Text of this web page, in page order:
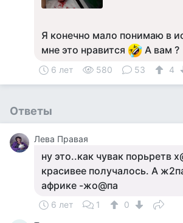
Я конечно мало понимаю в
мне это нравится
А вам ?
6 лет 580 53 4
Ответы
Лева Правая
ну это..как чувак порьретв
красивее получалось. А
африке -жо@па
6 лет 1 0